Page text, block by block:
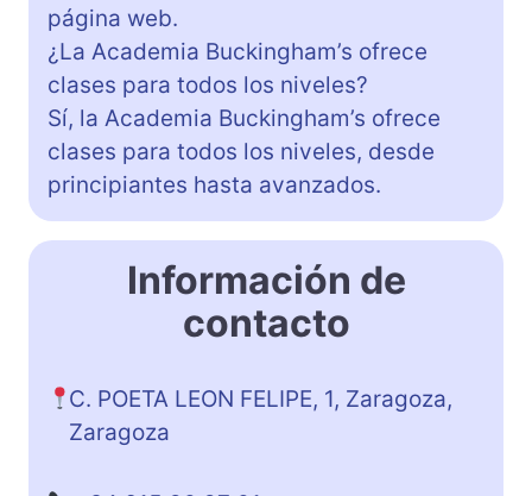
página web.
¿La Academia Buckingham’s ofrece
clases para todos los niveles?
Sí, la Academia Buckingham’s ofrece
clases para todos los niveles, desde
principiantes hasta avanzados.
Información de
contacto
C. POETA LEON FELIPE, 1, Zaragoza,
Zaragoza